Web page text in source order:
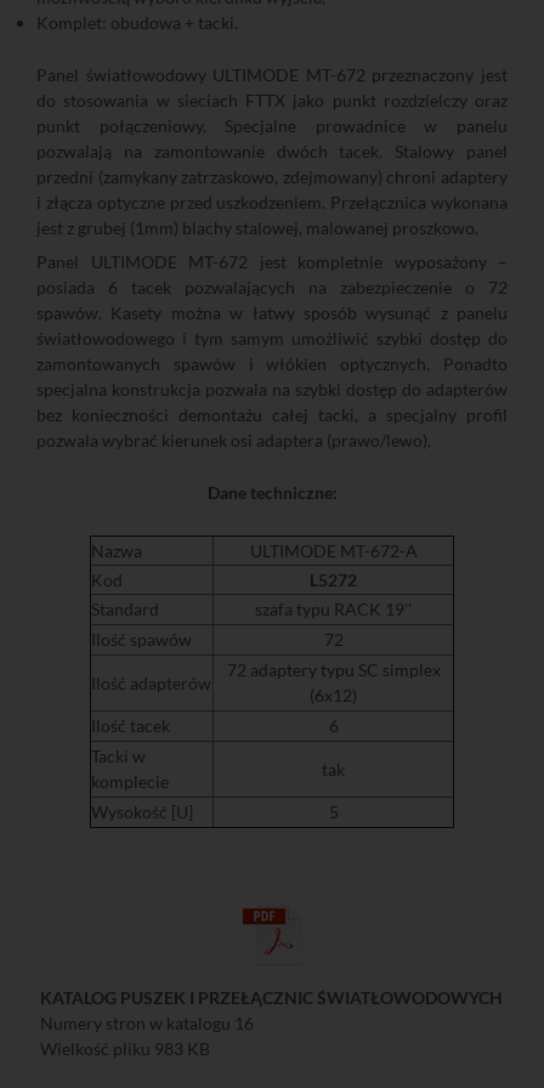
Komplet: obudowa + tacki.
Panel światłowodowy ULTIMODE MT-672 przeznaczony jest
do stosowania w sieciach FTTX jako punkt rozdzielczy oraz
punkt połączeniowy. Specjalne prowadnice w panelu
pozwalają na zamontowanie dwóch tacek. Stalowy panel
przedni (zamykany zatrzaskowo, zdejmowany) chroni adaptery
i złącza optyczne przed uszkodzeniem. Przełącznica wykonana
jest z grubej (1mm) blachy stalowej, malowanej proszkowo.
Panel ULTIMODE MT-672 jest kompletnie wyposażony –
posiada 6 tacek pozwalających na zabezpieczenie o 72
spawów. Kasety można w łatwy sposób wysunąć z panelu
światłowodowego i tym samym umożliwić szybki dostęp do
zamontowanych spawów i włókien optycznych. Ponadto
specjalna konstrukcja pozwala na szybki dostęp do adapterów
bez konieczności demontażu całej tacki, a specjalny profil
pozwala wybrać kierunek osi adaptera (prawo/lewo).
Dane techniczne:
Nazwa
ULTIMODE MT-672-A
Kod
L5272
Standard
szafa typu RACK 19''
Ilość spawów
72
Ilość adapterów
72 adaptery typu SC simplex
(6x12)
Ilość tacek
6
Tacki w
komplecie
tak
Wysokość [U] 5
KATALOG PUSZEK I PRZEŁĄCZNIC ŚWIATŁOWODOWYCH
Numery stron w katalogu 16
Wielkość pliku 983 KB